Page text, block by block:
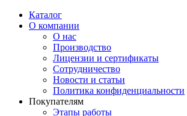
Каталог
О компании
О нас
Производство
Лицензии и сертификаты
Сотрудничество
Новости и статьи
Политика конфиденциальности
Покупателям
Этапы работы